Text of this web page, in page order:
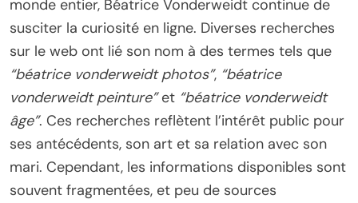
monde entier, Béatrice Vonderweidt continue de
susciter la curiosité en ligne. Diverses recherches
sur le web ont lié son nom à des termes tels que
“béatrice vonderweidt photos”, “béatrice
vonderweidt peinture”et “béatrice vonderweidt
âge”. Ces recherches reflètent l’intérêt public pour
ses antécédents, son art et sa relation avec son
mari. Cependant, les informations disponibles sont
souvent fragmentées, et peu de sources